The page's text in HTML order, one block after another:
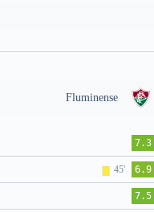
Fluminense
7.3
45' 6.9
7.5